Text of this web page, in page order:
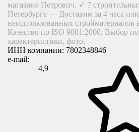
магазине Петрович. ✓ 7
Петербурге — Доставим за 4 часа
неиспользованных стройматериалов
Качество по ISO 9001:2000. Выбор
характеристики, фото.
ИНН компании: 7802348846
e-mail:
4,9